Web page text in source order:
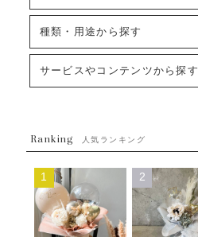
卓上タイプバルーン
ブーケタイプバルーン
ムーンリットバルーン
コンフェッティバルーン
フリンジバルーン
種類・用途から探す
お誕生日
開店・周年祝い
発表会・劇場
サービスやコンテンツから探す
発送について
Q&A
メッセージカード・電報について
オーダーメイドについて
Ranking 人気ランキング
1 2